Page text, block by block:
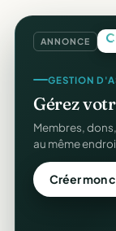
ANNONCE
GESTION
Gérez
Membres,
au même
Créer mon